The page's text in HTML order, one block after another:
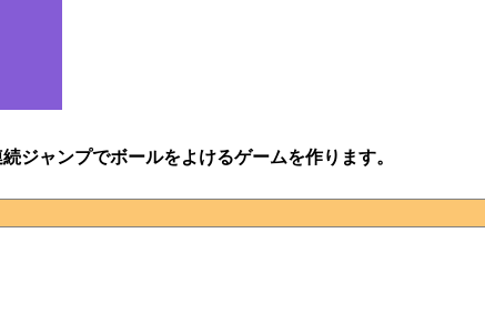
ジャンプでボールをよけるゲームを作ります。